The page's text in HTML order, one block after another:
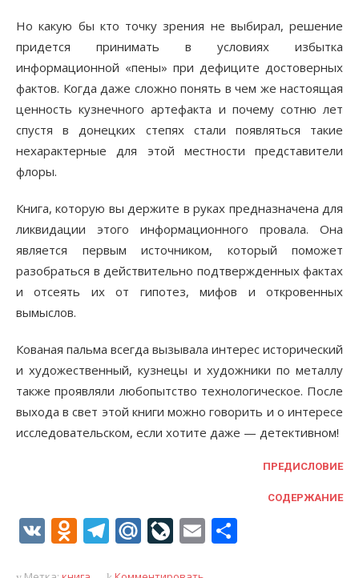
Но какую бы кто точку зрения не выбирал, решение
придется принимать в условиях избытка
информационной «пены» при дефиците достоверных
фактов. Когда даже сложно понять в чем же настоящая
ценность кузнечного артефакта и почему сотню лет
спустя в донецких степях стали появляться такие
нехарактерные для этой местности представители
флоры.
Книга, которую вы держите в руках предназначена для
ликвидации этого информационного провала. Она
является первым источником, который поможет
разобраться в действительно подтвержденных фактах
и отсеять их от гипотез, мифов и откровенных
вымыслов.
Кованая пальма всегда вызывала интерес исторический
и художественный, кузнецы и художники по металлу
также проявляли любопытство технологическое. После
выхода в свет этой книги можно говорить и о интересе
исследовательском, если хотите даже — детективном!
ПРЕДИСЛОВИЕ
СОДЕРЖАНИЕ
VK Odnoklassniki
Telegram
Mail.Ru
LiveJournal
Email